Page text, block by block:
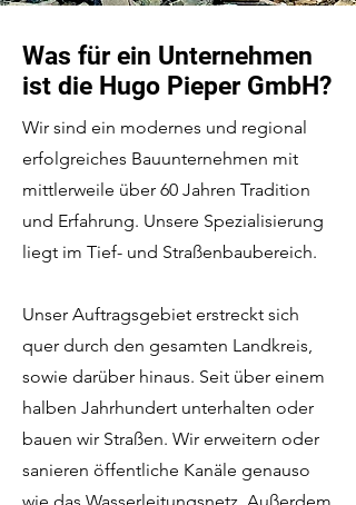
Was für ein Unternehmen
ist die Hugo Pieper GmbH?
Wir sind ein modernes und regional
erfolgreiches Bauunternehmen mit
mittlerweile über 60 Jahren Tradition
und Erfahrung. Unsere Spezialisierung
liegt im Tief- und Straßenbaubereich.
Unser Auftragsgebiet erstreckt sich
quer durch den gesamten Landkreis,
sowie darüber hinaus. Seit über einem
halben Jahrhundert unterhalten oder
bauen wir Straßen. Wir erweitern oder
sanieren öffentliche Kanäle genauso